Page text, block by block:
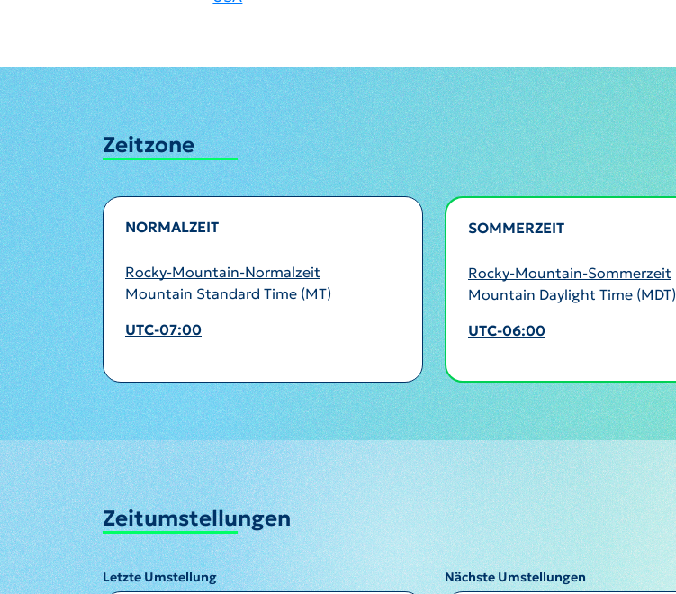
Zeitzone
NORMALZEIT
Rocky-Mountain-Normalzeit
Mountain Standard Time (MT)
UTC-07:00
SOMMERZEIT
Rocky-Mountain-Sommerzeit
Mountain Daylight Time (MDT)
UTC-06:00
Zeitumstellungen
Letzte Umstellung Nächste Umstellungen